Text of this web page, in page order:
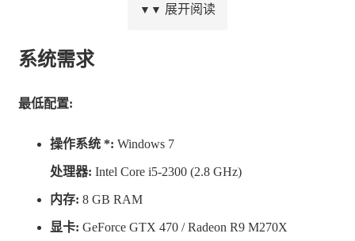
▼▼ 展开阅读
系统需求
最低配置:
操作系统 *: Windows 7
处理器: Intel Core i5-2300 (2.8 GHz)
内存: 8 GB RAM
显卡: GeForce GTX 470 / Radeon R9 M270X